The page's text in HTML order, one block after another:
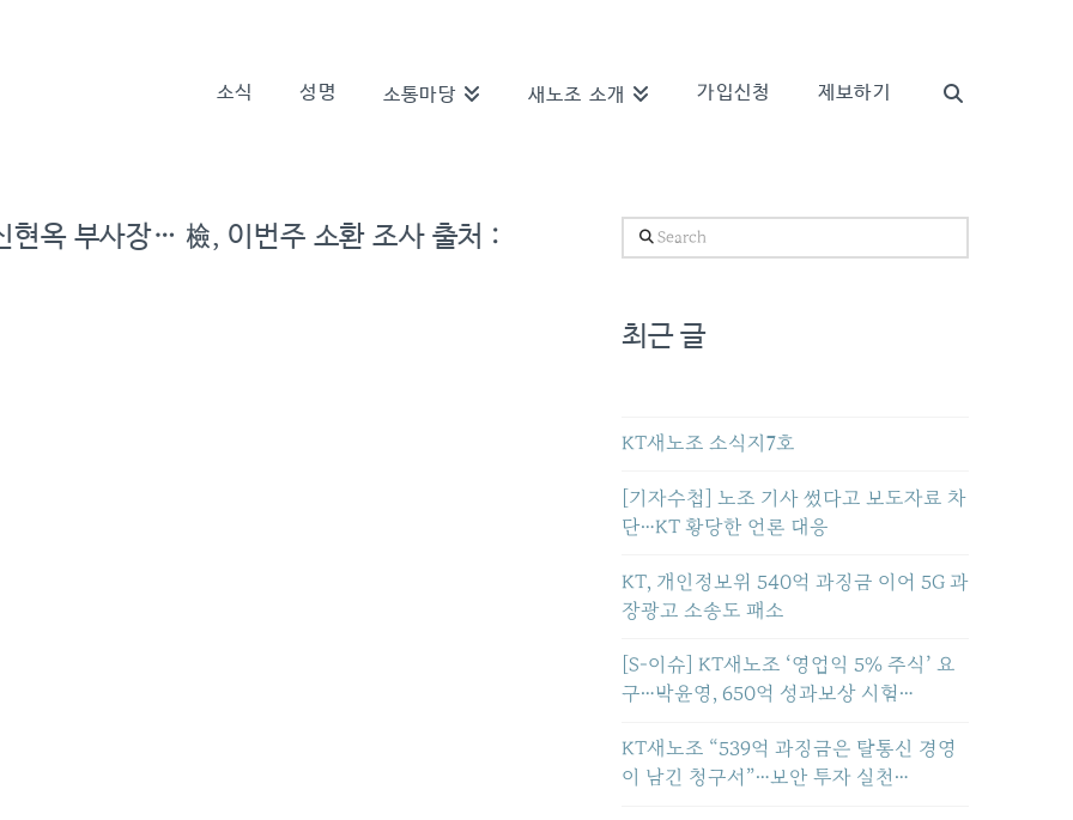
소식 성명 소통마당 새노조 소개 가입신청 제보하기
현옥 부사장… 檢, 이번주 소환 조사 출처 :
Search
최근 글
KT새노조 소식지7호
[기자수첩] 노조 기사 썼다고 보도자료 차
단…KT 황당한 언론 대응
KT, 개인정보위 540억 과징금 이어 5G 과
장광고 소송도 패소
[S-이슈] KT새노조 ‘영업익 5% 주식’ 요
구…박윤영, 650억 성과보상 시험…
KT새노조 “539억 과징금은 탈통신 경영
이 남긴 청구서”…보안 투자 실천…